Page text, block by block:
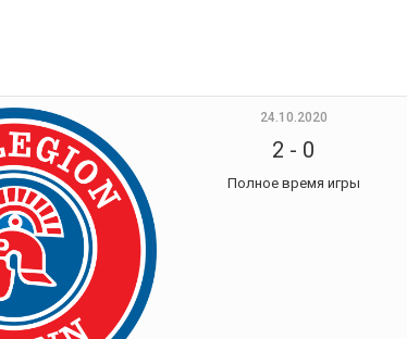
24.10.2020
2 - 0
Полное время игры